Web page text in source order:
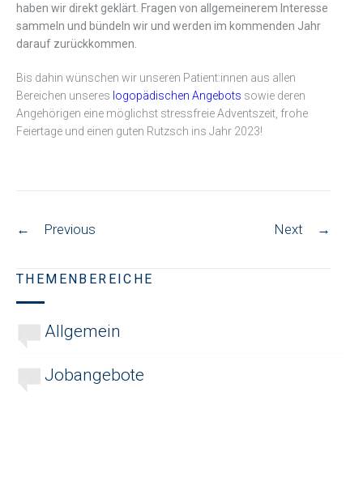
haben wir direkt geklärt. Fragen von allgemeinerem Interesse
sammeln und bündeln wir und werden im kommenden Jahr
darauf zurückkommen.
Bis dahin wünschen wir unseren Patient:innen aus allen
Bereichen unseres logopädischen Angebots sowie deren
Angehörigen eine möglichst stressfreie Adventszeit, frohe
Feiertage und einen guten Rutzsch ins Jahr 2023!
navigation
← Previous Next →
THEMENBEREICHE
Allgemein
Jobangebote